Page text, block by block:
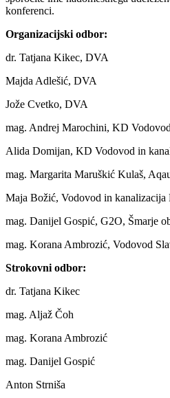
konferenci.
Organizacijski odbor:
dr. Tatjana Kikec, DVA
Majda Adlešić, DVA
Jože Cvetko, DVA
mag. Andrej Marochini, KD
Alida Domijan, KD Vodovod in
mag. Margarita Maruškić Kulaš,
Maja Božić, Vodovod in kanalizacija
mag. Danijel Gospić, G2O, Šmarje
mag. Korana Ambrozić, Vodovod
Strokovni odbor:
dr. Tatjana Kikec
mag. Aljaž Čoh
mag. Korana Ambrozić
mag. Danijel Gospić
Anton Strniša